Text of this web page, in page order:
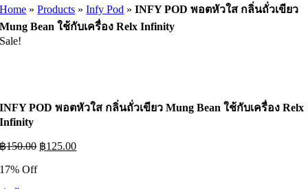
Home »Products »Infy Pod »INFY POD พอตหัวใส กลิ่นถั่วเขียว
Mung Bean ใช้กับเครื่อง Relx Infinity
Sale!
INFY POD พอตหัวใส กลิ่นถั่วเขียว Mung Bean ใช้กับเครื่อง Relx
Infinity
฿150.00 Original
฿125.00Current
17% Off